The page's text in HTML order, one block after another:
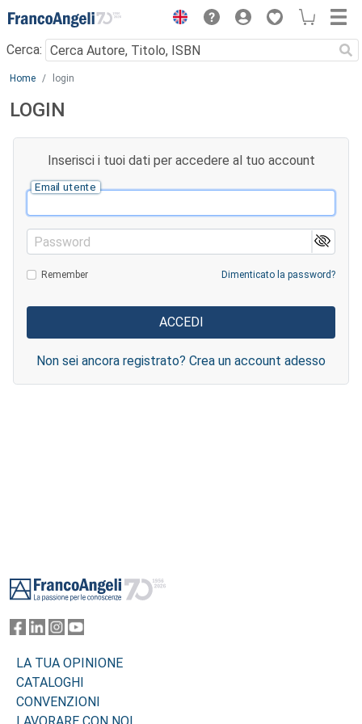
Menu
Cerca:
Main content
Home login
LOGIN
Inserisci i tuoi dati per accedere al tuo account
Email utente
Password
Remember Dimenticato la password?
Non sei ancora registrato? Crea un account adesso
LA TUA OPINIONE
CATALOGHI
CONVENZIONI